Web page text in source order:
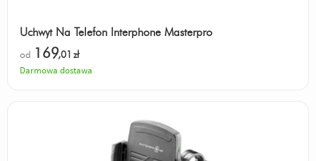
Uchwyt Na Telefon Interphone Masterpro
od 169,01 zł
Darmowa dostawa